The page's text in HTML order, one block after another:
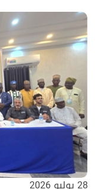
28 يوليو 2026